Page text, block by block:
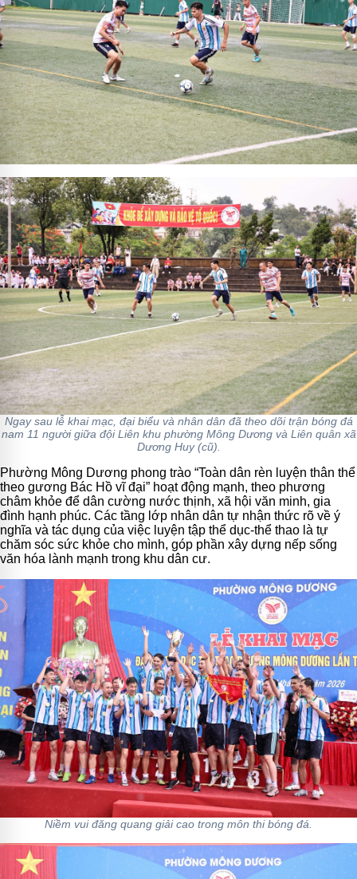
Ngay sau lễ khai mạc, đại biểu và nhân dân đã theo dõi trận bóng đá
nam 11 người giữa đội Liên khu phường Mông Dương và Liên quân xã
Dương Huy (cũ).
Phường Mông Dương phong trào “Toàn dân rèn luyện thân thể
theo gương Bác Hồ vĩ đại” hoạt động mạnh, theo phương
châm khỏe để dân cường nước thịnh, xã hội văn minh, gia
đình hạnh phúc. Các tầng lớp nhân dân tự nhận thức rõ về ý
nghĩa và tác dụng của việc luyện tập thể dục-thể thao là tự
chăm sóc sức khỏe cho mình, góp phần xây dựng nếp sống
văn hóa lành mạnh trong khu dân cư.
Niềm vui đăng quang giải cao trong môn thi bóng đá.